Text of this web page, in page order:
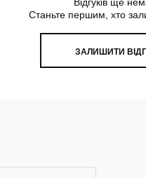
Відгуків ще
Станьте першим, хто
ЗАЛИШИТИ